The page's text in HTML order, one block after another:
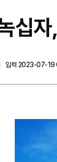
십자
입력 2023-07-19